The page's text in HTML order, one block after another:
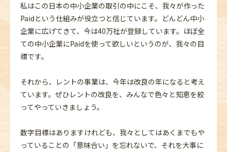
私はこの日本の中小企業の取引の中にこそ、我々が作った
Paidという仕組みが役立つと信じています。どんどん中小
企業に広げてきて、今は40万社が登録しています。ほぼ全
ての中小企業にPaidを使って欲しいというのが、我々の目
標です。
それから、レントの事業は、今年は改良の年になると考え
ています。ぜひレントの改良を、みんなで色々と知恵を絞
ってやっていきましょう。
数字目標はありますけれども、我々としてはあくまでもや
っていることの「意味合い」を忘れないで、それを大事に